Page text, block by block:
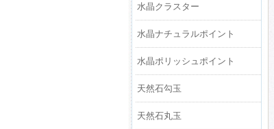
水晶クラスター
水晶ナチュラルポイント
水晶ポリッシュポイント
天然石勾玉
天然石丸玉